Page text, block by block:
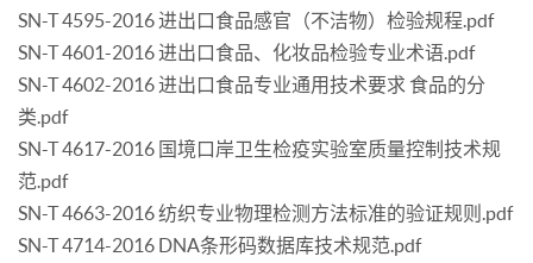
SN-T 4595-2016 进出口食品感官（不洁物）检验规程.pdf
SN-T 4601-2016 进出口食品、化妆品检验专业术语.pdf
SN-T 4602-2016 进出口食品专业通用技术要求 食品的分
类.pdf
SN-T 4617-2016 国境口岸卫生检疫实验室质量控制技术规
范.pdf
SN-T 4663-2016 纺织专业物理检测方法标准的验证规则.pdf
SN-T 4714-2016 DNA条形码数据库技术规范.pdf